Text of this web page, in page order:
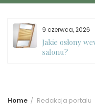
9 czerwca, 2026
Jakie osłony
salonu?
Home Redakcja portalu